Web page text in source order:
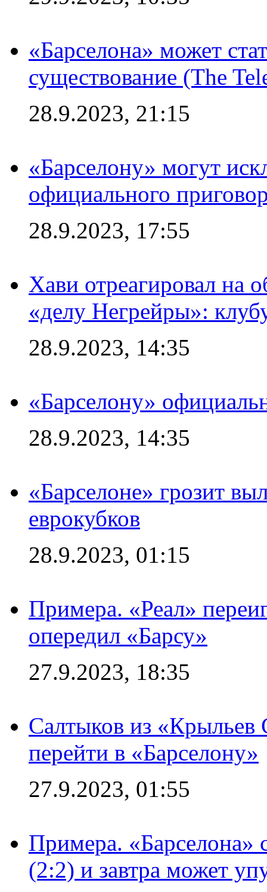
«Барселона» может
существование (The
28.9.2023, 21:15
«Барселону» могут
официального
28.9.2023, 17:55
Хави отреагировал на
«делу Негрейры»:
28.9.2023, 14:35
«Барселону»
28.9.2023, 14:35
«Барселоне» грозит
еврокубков
28.9.2023, 01:15
Примера. «Реал»
опередил «Барсу»
27.9.2023, 18:35
Салтыков из «Крыльев
перейти в «Барселону»
27.9.2023, 01:55
Примера. «Барселона»
(2:2) и завтра может